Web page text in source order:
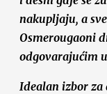
nakupljaju, a
Osmerougaoni
odgovarajućim
Idealan izbor